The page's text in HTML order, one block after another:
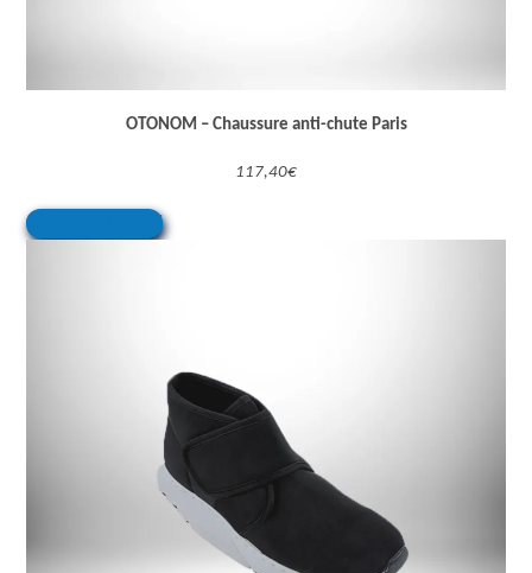
OTONOM – Chaussure anti-chute Paris
117,40€
COMMANDER ICI